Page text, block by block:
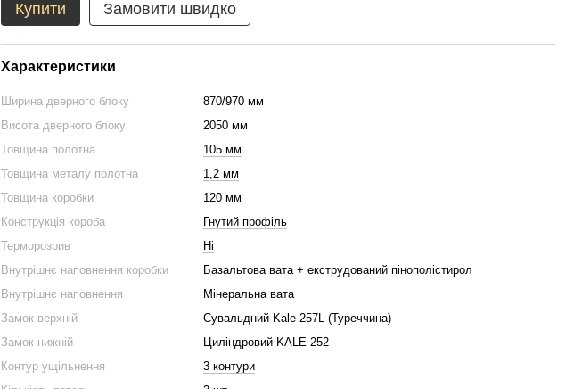
Купити Замовити швидко
Характеристики
Ширина дверного блоку
870/970 мм
Висота дверного блоку
2050 мм
Товщина полотна
105 мм
Товщина металу полотна
1,2 мм
Товщина коробки
120 мм
Конструкція короба
Гнутий профіль
Терморозрив
Ні
Внутрішнє наповнення коробки
Базальтова вата + екструдований пінополістирол
Внутрішнє наповнення
Мінеральна вата
Замок верхній
Сувальдний Kale 257L (Туреччина)
Замок нижній
Циліндровий KALE 252
Контур ущільнення
3 контури